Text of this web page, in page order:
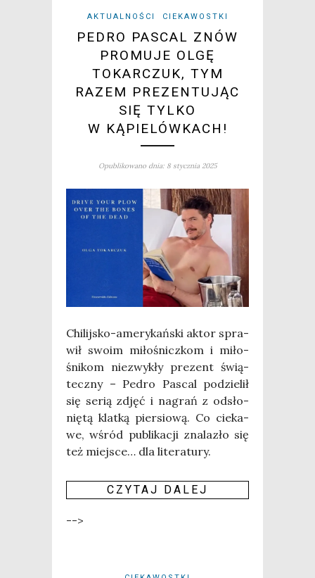
AKTUALNOŚCI CIEKAWOSTKI
PEDRO PASCAL ZNÓW
PROMUJE OLGĘ
TOKARCZUK, TYM
RAZEM PREZENTUJĄC
SIĘ TYLKO
W KĄPIELÓWKACH!
Opublikowano dnia: 8 stycznia 2025
Chi­lij­sko-ame­ry­kań­ski aktor spra­
wił swo­im miło­śnicz­kom i miło­
śni­kom nie­zwy­kły pre­zent świą­
tecz­ny – Pedro Pas­cal podzie­lił
się serią zdjęć i nagrań z odsło­
nię­tą klat­ką pier­sio­wą. Co cie­ka­
we, wśród publi­ka­cji zna­la­zło się
też miej­sce… dla lite­ra­tu­ry.
CZY­TAJ DALEJ
-->